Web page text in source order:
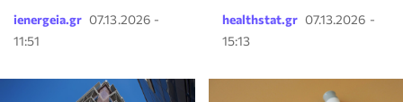
ienergeia.gr 07.13.2026 -
11:51
healthstat.gr 07.13.2026 -
15:13